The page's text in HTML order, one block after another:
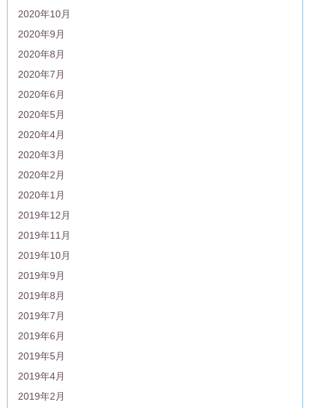
2020年10月
2020年9月
2020年8月
2020年7月
2020年6月
2020年5月
2020年4月
2020年3月
2020年2月
2020年1月
2019年12月
2019年11月
2019年10月
2019年9月
2019年8月
2019年7月
2019年6月
2019年5月
2019年4月
2019年2月